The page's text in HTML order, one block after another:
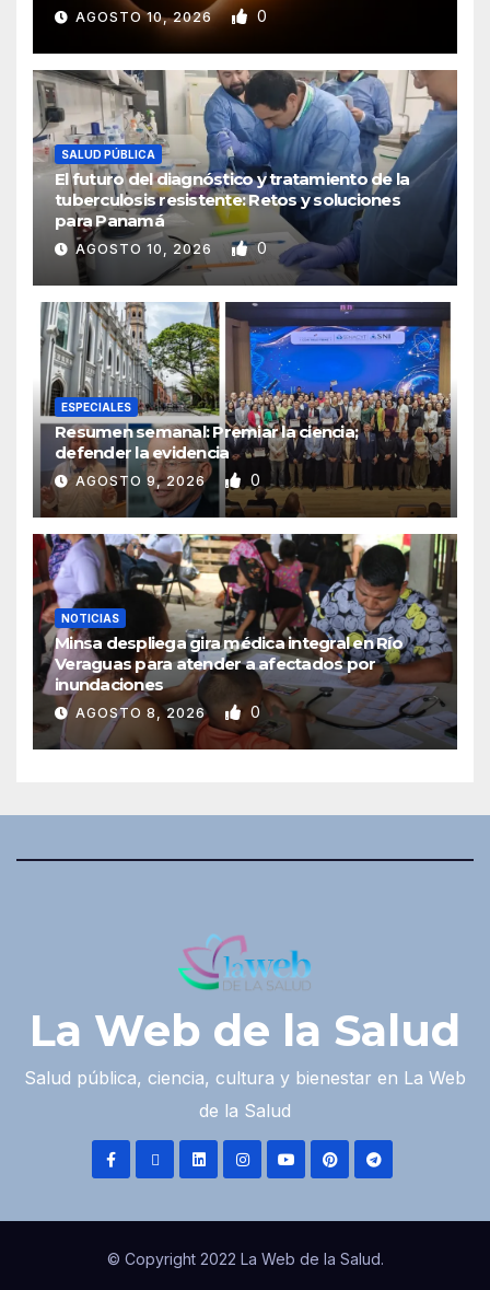
AGOSTO 10, 2026 0
SALUD PÚBLICA
El futuro del diagnóstico y tratamiento de la
tuberculosis resistente: Retos y soluciones
para Panamá
AGOSTO 10, 2026 0
ESPECIALES
Resumen semanal: Premiar la ciencia;
defender la evidencia
AGOSTO 9, 2026 0
NOTICIAS
Minsa despliega gira médica integral en Río
Veraguas para atender a afectados por
inundaciones
AGOSTO 8, 2026 0
La Web de la Salud
Salud pública, ciencia, cultura y bienestar en La Web
de la Salud
© Copyright 2022 La Web de la Salud.